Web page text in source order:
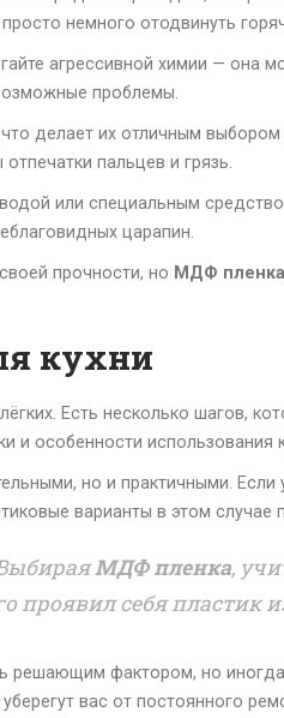
немного отодвинуть
агрессивной химии — она
проблемы.
делает их отличным
пальцев и грязь.
или специальным
царапин.
прочности, но МДФ пленка
кухни
Есть несколько шагов,
и особенности использования
но и практичными.
варианты в этом случае
МДФ пленка,
себя пластик
фактором, но иногда
вас от постоянного